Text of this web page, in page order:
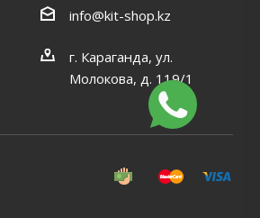
info@kit-shop.kz
г. Караганда, ул.
Молокова, д. 119/1